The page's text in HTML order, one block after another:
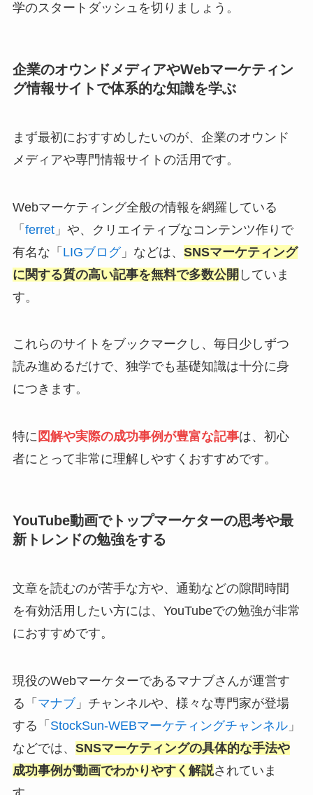
学のスタートダッシュを切りましょう。
企業のオウンドメディアやWebマーケティン
グ情報サイトで体系的な知識を学ぶ
まず最初におすすめしたいのが、企業のオウンド
メディアや専門情報サイトの活用です。
Webマーケティング全般の情報を網羅している
「 ferret」や、クリエイティブなコンテンツ作りで
有名な「 LIGブログ」などは、 SNSマーケティング
に関する質の高い記事を無料で多数公開 していま
す。
これらのサイトをブックマークし、毎日少しずつ
読み進めるだけで、独学でも基礎知識は十分に身
につきます。
特に 図解や実際の成功事例が豊富な記事は、初心
者にとって非常に理解しやすくおすすめです。
YouTube動画でトップマーケターの思考や最
新トレンドの勉強をする
文章を読むのが苦手な方や、通勤などの隙間時間
を有効活用したい方には、YouTubeでの勉強が非常
におすすめです。
現役のWebマーケターであるマナブさんが運営す
る「 マナブ」チャンネルや、様々な専門家が登場
する「 StockSun-WEBマーケティングチャンネル」
などでは、 SNSマーケティングの具体的な手法や
成功事例が動画でわかりやすく解説されていま